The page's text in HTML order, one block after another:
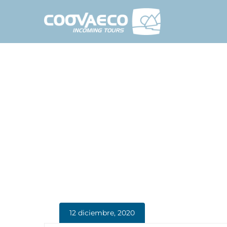
12 diciembre, 2020